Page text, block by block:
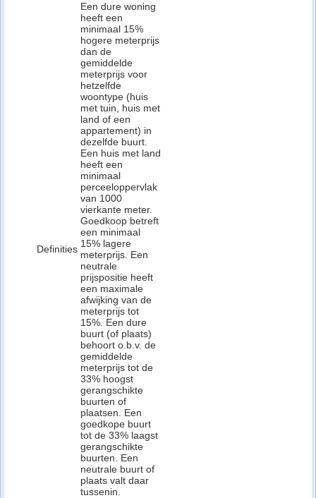
Definities
Een dure woning
heeft een
minimaal 15%
hogere meterprijs
dan de
gemiddelde
meterprijs voor
hetzelfde
woontype (huis
met tuin, huis met
land of een
appartement) in
dezelfde buurt.
Een huis met land
heeft een
minimaal
perceeloppervlak
van 1000
vierkante meter.
Goedkoop betreft
een minimaal
15% lagere
meterprijs. Een
neutrale
prijspositie heeft
een maximale
afwijking van de
meterprijs tot
15%. Een dure
buurt (of plaats)
behoort o.b.v. de
gemiddelde
meterprijs tot de
33% hoogst
gerangschikte
buurten of
plaatsen. Een
goedkope buurt
tot de 33% laagst
gerangschikte
buurten. Een
neutrale buurt of
plaats valt daar
tussenin.